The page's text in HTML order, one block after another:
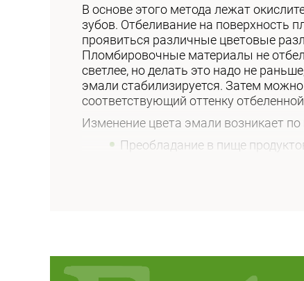
В основе этого метода лежат
зубов. Отбеливание на поверхность
проявиться различные цветовые
Пломбировочные материалы не
светлее, но делать это надо не
эмали стабилизируется. Затем
соответствующий оттенку
Изменение цвета эмали возникает
Преобладание в пище продуктов, обладающих сильно красящим действием: кофе, крепкий чай, кока/пепси-кола, черника,
Генетическая
Некорректные